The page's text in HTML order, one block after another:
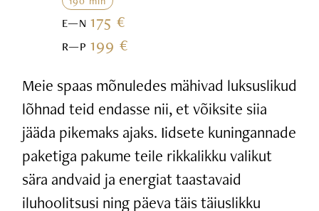
E—N175 €
R—P199 €
Meie spaas mõnuledes mähivad luksuslikud
lõhnad teid endasse nii, et võiksite siia
jääda pikemaks ajaks. Iidsete kuningannade
paketiga pakume teile rikkalikku valikut
sära andvaid ja energiat taastavaid
iluhoolitsusi ning päeva täis täiuslikku